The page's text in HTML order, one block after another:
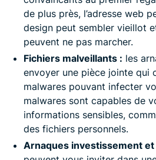
de plus près, l’adresse web
design peut sembler vieillot
peuvent ne pas marcher.
Fichiers malveillants : les
envoyer une pièce jointe qui
malwares pouvant infecter
malwares sont capables de
informations sensibles,
des fichiers personnels.
Arnaques investissement